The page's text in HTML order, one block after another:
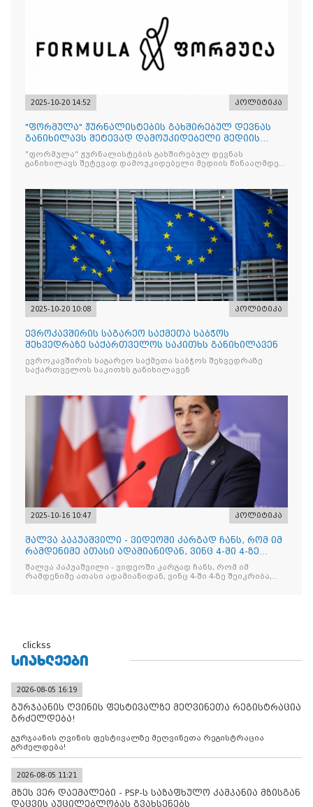
2025-10-20 14:52 პოლიტიკა
"ფორმულა" ჟურნალისტების გახშირებულ დევნას
განიხილავს შეტევად დამოუკიდებელი მედიის
წინააღმდ
"ფორმულა" ჟურნალისტების გახშირებულ დევნას
განიხილავს შეტევად დამოუკიდებელი მედიის წინააღმდეგ,
2025-10-20 10:08 პოლიტიკა
ევროკავშირის საგარეო საქმეთა საბჭოს
შეხვედრაზე საქართველოს საკითხს განიხილავენ
ევროკავშირის საგარეო საქმეთა საბჭოს შეხვედრაზე
საქართველოს საკითხს განიხილავენ
2025-10-16 10:47 პოლიტიკა
შალვა პაპუაშვილი - ვიდეოში კარგად ჩანს, რომ იმ
რამდენიმე ათასი ადამიანიდან, ვინც 4-ში 4-ზე
შეიკრიბა,
შალვა პაპუაშვილი - ვიდეოში კარგად ჩანს, რომ იმ
რამდენიმე ათასი ადამიანიდან, ვინც 4-ში 4-ზე შეიკრიბა,
clickss
ᲡᲘᲐᲮᲚᲔᲔᲑᲘ
2026-08-05 16:19
გურჯაანის ღვინის ფესტივალზე მეღვინეთა რეგისტრაცია
გრძელდება!
გურჯაანის ღვინის ფესტივალზე მეღვინეთა რეგისტრაცია
გრძელდება!
2026-08-05 11:21
მზეს ვერ დაემალები - PSP-ს საზაფხულო კამპანია მზისგან
დაცვის აუცილებლობას გვახსენებს